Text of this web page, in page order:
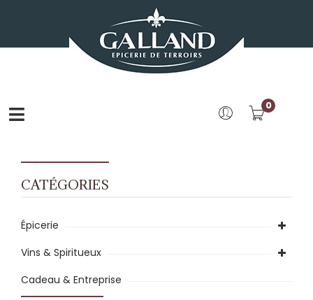
0
CATÉGORIES
Épicerie
Vins & Spiritueux
Cadeau & Entreprise